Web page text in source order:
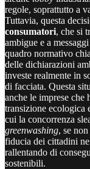
regole, soprattutto a
Tuttavia, questa
consumatori, che si
ambigue e a
quadro normativo
delle dichiarazioni
investe realmente in
di facciata. Questa
anche le imprese che
transizione ecologica
cui la concorrenza
greenwashing, se
fiducia dei cittadini
rallentando di
sostenibili.